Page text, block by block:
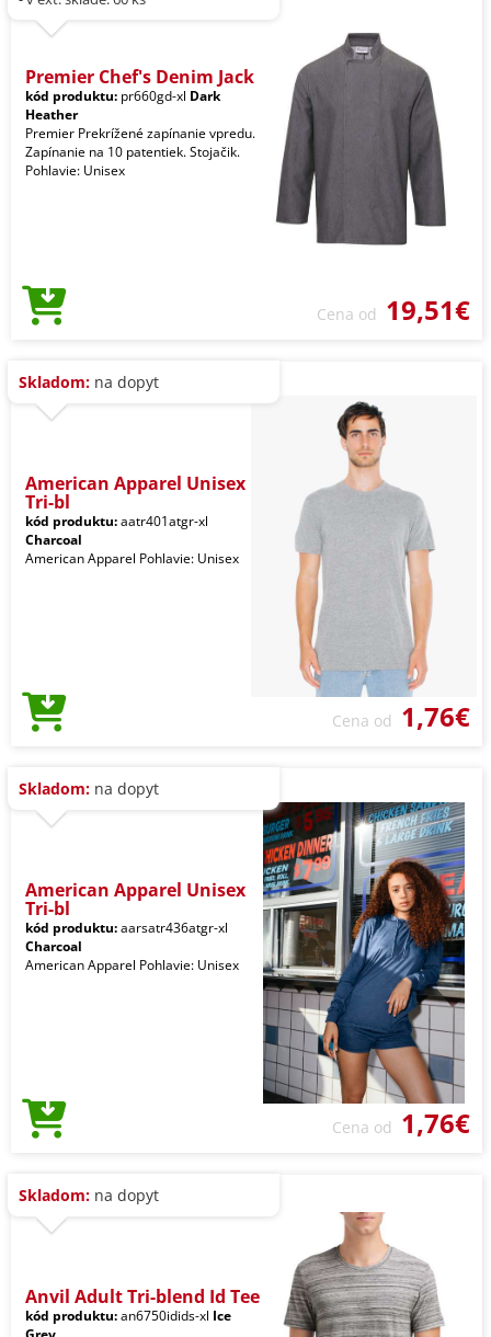
Premier Chef's Denim Jack
kód produktu: pr660gd-xl Dark
Heather
Premier Prekrížené zapínanie vpredu.
Zapínanie na 10 patentiek. Stojačik.
Pohlavie: Unisex
Cena od 19,51€
Skladom: na dopyt
American Apparel Unisex
Tri-bl
kód produktu:aatr401atgr-xl
Charcoal
American Apparel Pohlavie: Unisex
Cena od 1,76€
Skladom: na dopyt
American Apparel Unisex
Tri-bl
kód produktu:aarsatr436atgr-xl
Charcoal
American Apparel Pohlavie: Unisex
Cena od 1,76€
Skladom: na dopyt
Anvil Adult Tri-blend Id Tee
kód produktu:an6750idids-xl Ice